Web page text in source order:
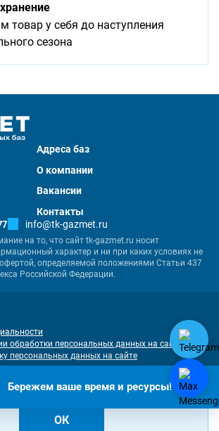
товар у себя до наступления
сезона
Адреса баз
О компании
Вакансии
Контакты
info@tk-gazmet.ru
на то, что сайт tk-gazmet.ru носит
характер и ни при каких условиях не
определяемой положениями Статьи 437
Российской Федерации.
обработки персональных данных на сайте
персональных данных на сайте
продвижение сайта— «Имиджмарк»
куки. Продолжая им пользоваться, вы соглашаетесь
данных в соответствии сполитикой
ОК
Бережем ваше время и ресурсы!